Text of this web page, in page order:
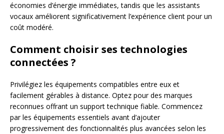
économies d’énergie immédiates, tandis que les assistants
vocaux améliorent significativement l’expérience client pour un
coût modéré.
Comment choisir ses technologies
connectées ?
Privilégiez les équipements compatibles entre eux et
facilement gérables à distance. Optez pour des marques
reconnues offrant un support technique fiable. Commencez
par les équipements essentiels avant d’ajouter
progressivement des fonctionnalités plus avancées selon les